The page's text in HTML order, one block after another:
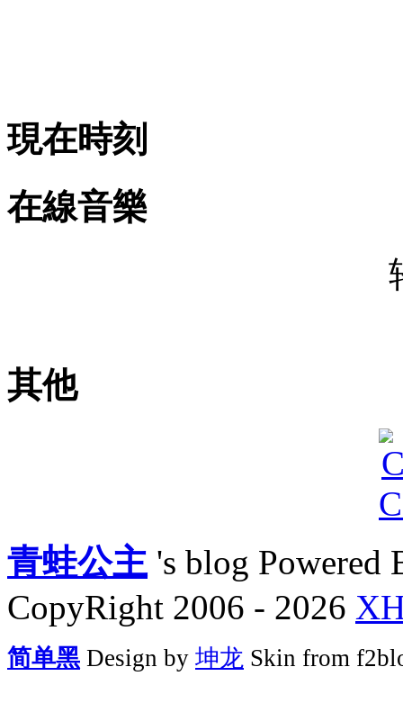
現在時刻
在線音樂
其他
青蛙公主's blog Powered
CopyRight 2006 - 2026
简单黑 Design by 坤龙 Skin from